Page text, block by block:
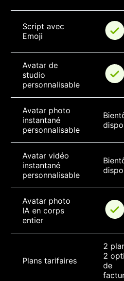
Script avec
Emoji
Avatar de
studio
personnalisable
Avatar photo
instantané
personnalisable
Avatar vidéo
instantané
personnalisable
Avatar photo
IA en corps
entier
Plans tarifaires
2
2
de